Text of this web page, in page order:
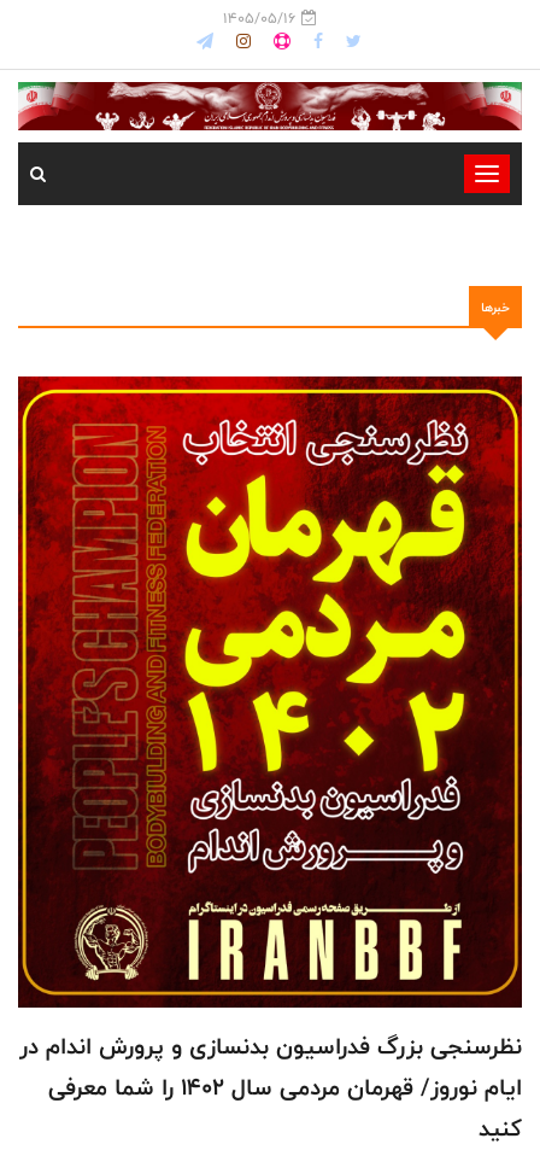
1405/05/16
-
-
-
-
خبرها
نظرسنجی بزرگ فدراسیون بدنسازی و پرورش اندام در
ایام نوروز/ قهرمان مردمی سال 1402 را شما معرفی
کنید